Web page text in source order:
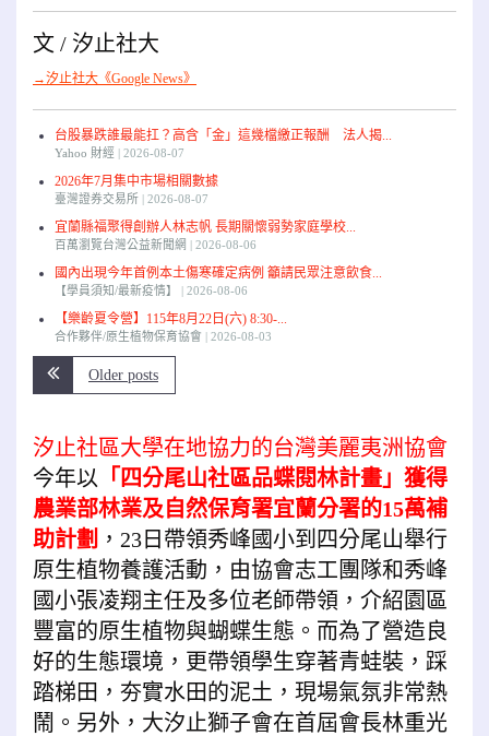
文 / 汐止社大
→汐止社大《Google News》
台股暴跌誰最能扛？高含「金」這幾檔繳正報酬 法人揭...
Yahoo 財經 2026-08-07
2026年7月集中市場相關數據
臺灣證券交易所 2026-08-07
宜蘭縣福聚得創辦人林志帆 長期關懷弱勢家庭學校...
百萬瀏覽台灣公益新聞網 2026-08-06
國內出現今年首例本土傷寒確定病例 籲請民眾注意飲食...
【學員須知/最新疫情】 2026-08-06
【樂齡夏令營】115年8月22日(六) 8:30-...
合作夥伴/原生植物保育協會 2026-08-03
Older posts
汐止社區大學在地協力的台灣美麗夷洲協會
今年以 「四分尾山社區品蝶閱林計畫」獲得
農業部林業及自然保育署宜蘭分署的15萬補
助計劃 ，23日帶領秀峰國小到四分尾山舉行
原生植物養護活動，由協會志工團隊和秀峰
國小張凌翔主任及多位老師帶領，介紹園區
豐富的原生植物與蝴蝶生態。而為了營造良
好的生態環境，更帶領學生穿著青蛙裝，踩
踏梯田，夯實水田的泥土，現場氣氛非常熱
鬧。另外，大汐止獅子會在首屆會長林重光